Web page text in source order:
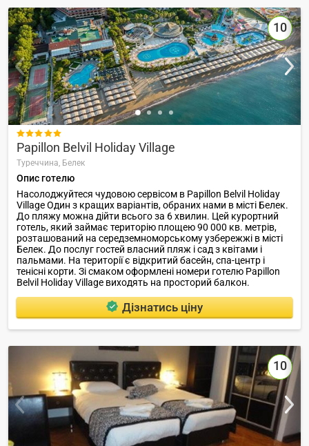
односпальними ліжками (22 кв.м).
10

Papillon Belvil Holiday Village
Туреччина, Белек
Опис готелю
Насолоджуйтеся чудовою сервісом в Papillon Belvil Holiday
Village Один з кращих варіантів, обраних нами в місті Белек.
До пляжу можна дійти всього за 6 хвилин. Цей курортний
готель, який займає територію площею 90 000 кв. метрів,
розташований на середземноморському узбережжі в місті
Белек. До послуг гостей власний пляж і сад з квітами і
пальмами. На території є відкритий басейн, спа-центр і
тенісні корти. Зі смаком оформлені номери готелю Papillon
Belvil Holiday Village виходять на просторий балкон.
Дізнатись ціну
10